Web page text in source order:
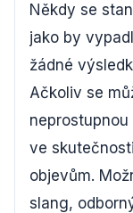
Někdy se
jako by
žádné
Ačkoliv se
neprostupnou
ve
objevům.
slang,